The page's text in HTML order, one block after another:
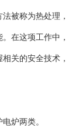
被称为热处理，
在这项工作中，
关的安全技术，
炉两类。